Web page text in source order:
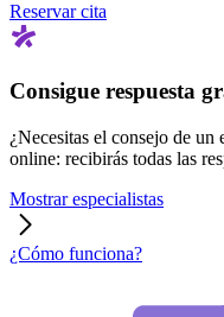
Reservar cita
Consigue respuesta
¿Necesitas el consejo de un
online: recibirás todas las
Mostrar especialistas
¿Cómo funciona?